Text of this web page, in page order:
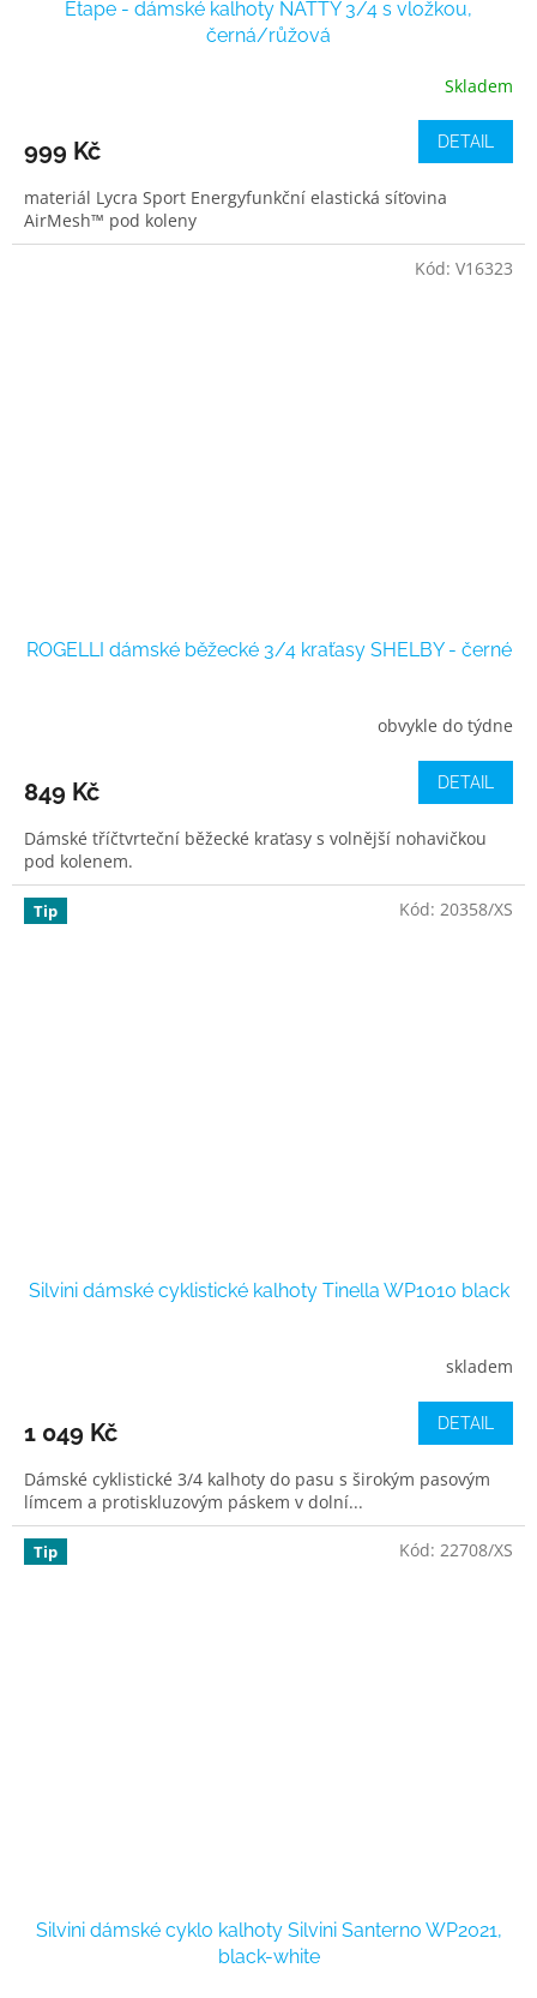
Etape - dámské kalhoty NATTY 3/4 s vložkou,
černá/růžová
Skladem
999 Kč DETAIL
materiál Lycra Sport Energyfunkční elastická síťovina
AirMesh™ pod koleny
ROGELLI dámské běžecké 3/4 kraťasy SHELBY - černé
obvykle do týdne
849 Kč DETAIL
Dámské tříčtvrteční běžecké kraťasy s volnější nohavičkou
pod kolenem.
Kód: V16323
Tip
Silvini dámské cyklistické kalhoty Tinella WP1010 black
skladem
1 049 Kč DETAIL
Dámské cyklistické 3/4 kalhoty do pasu s širokým pasovým
límcem a protiskluzovým páskem v dolní...
Kód: 20358/XS
Tip
Silvini dámské cyklo kalhoty Silvini Santerno WP2021,
black-white
Kód: 22708/XS